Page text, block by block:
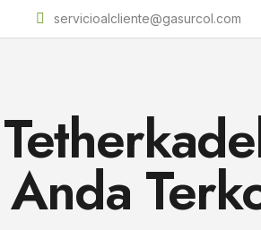
servicioalcliente@gasurcol.com